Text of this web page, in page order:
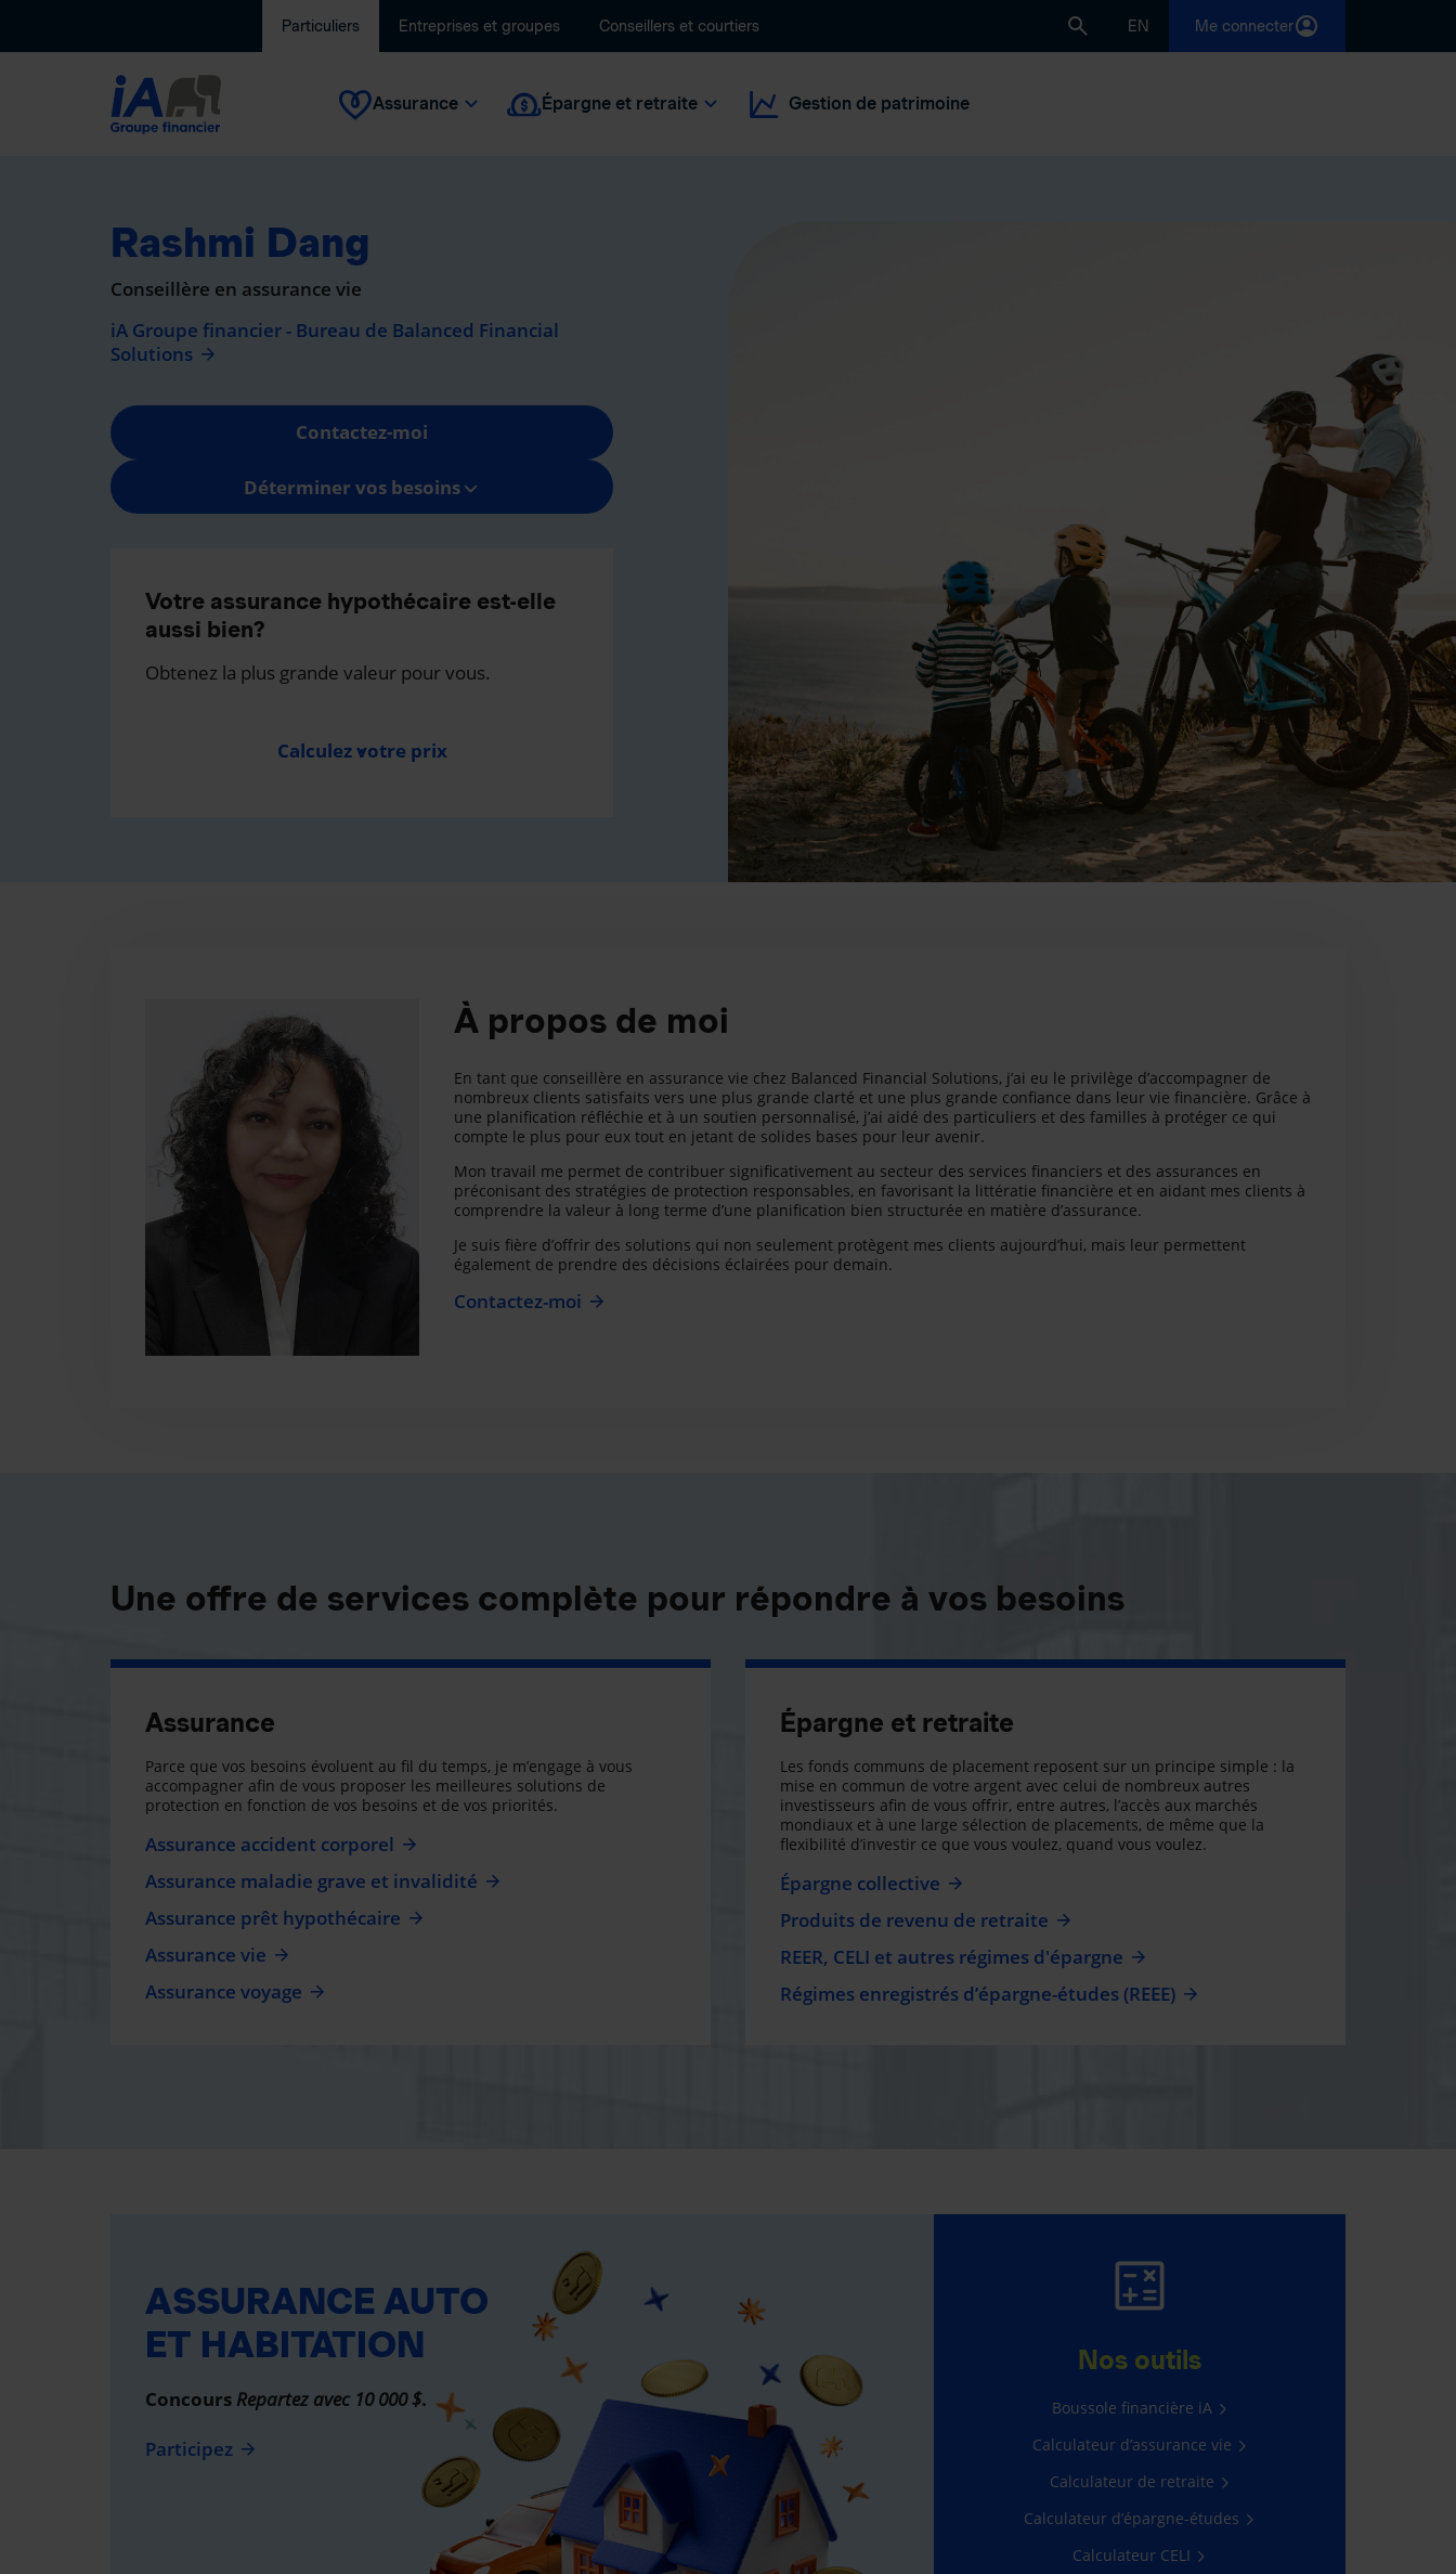
Particuliers Entreprises et groupes Conseillers et courtiers EN Me connecter
Assurance Épargne et retraite Gestion de patrimoine
Rashmi Dang
Conseillère en assurance vie
iA Groupe financier - Bureau de Balanced Financial
Solutions
Contactez-moi
Déterminer vos besoins
Votre assurance hypothécaire est-elle
aussi bien?
Obtenez la plus grande valeur pour vous.
Calculez votre prix
À propos de moi
En tant que conseillère en assurance vie chez Balanced Financial Solutions, j’ai eu le privilège d’accompagner de
nombreux clients satisfaits vers une plus grande clarté et une plus grande confiance dans leur vie financière. Grâce à
une planification réfléchie et à un soutien personnalisé, j’ai aidé des particuliers et des familles à protéger ce qui
compte le plus pour eux tout en jetant de solides bases pour leur avenir.
Mon travail me permet de contribuer significativement au secteur des services financiers et des assurances en
préconisant des stratégies de protection responsables, en favorisant la littératie financière et en aidant mes clients à
comprendre la valeur à long terme d’une planification bien structurée en matière d’assurance.
Je suis fière d’offrir des solutions qui non seulement protègent mes clients aujourd’hui, mais leur permettent
également de prendre des décisions éclairées pour demain.
Contactez-moi
Une offre de services complète pour répondre à vos besoins
Assurance
Parce que vos besoins évoluent au fil du temps, je m’engage à vous
accompagner afin de vous proposer les meilleures solutions de
protection en fonction de vos besoins et de vos priorités.
Assurance accident corporel
Assurance maladie grave et invalidité
Assurance prêt hypothécaire
Assurance vie
Assurance voyage
Épargne et retraite
Les fonds communs de placement reposent sur un principe simple : la
mise en commun de votre argent avec celui de nombreux autres
investisseurs afin de vous offrir, entre autres, l’accès aux marchés
mondiaux et à une large sélection de placements, de même que la
flexibilité d’investir ce que vous voulez, quand vous voulez.
Épargne collective
Produits de revenu de retraite
REER, CELI et autres régimes d'épargne
Régimes enregistrés d’épargne-études (REEE)
ASSURANCE AUTO
ET HABITATION
Concours Repartez avec 10 000 $.
Participez
PASSEZ À L’ACTION
Réalisez tout ce que vous avez en
Nos outils
Boussole financière iA
Calculateur d’assurance vie
Calculateur de retraite
Calculateur d’épargne-études
Calculateur CELI